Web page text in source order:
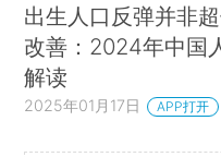
出生人口反弹并非
改善：2024年中国
解读
2025年01月17日 APP打开